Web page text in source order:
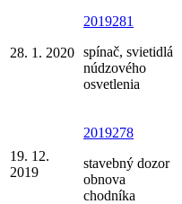
28. 1. 2020
2019281
spínač, svietidlá
núdzového
osvetlenia
19. 12.
2019
2019278
stavebný dozor
obnova
chodníka